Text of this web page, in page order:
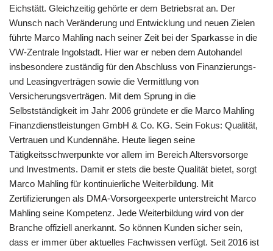
Eichstätt. Gleichzeitig gehörte er dem Betriebsrat an. Der
Wunsch nach Veränderung und Entwicklung und neuen Zielen
führte Marco Mahling nach seiner Zeit bei der Sparkasse in die
VW-Zentrale Ingolstadt. Hier war er neben dem Autohandel
insbesondere zuständig für den Abschluss von Finanzierungs-
und Leasingverträgen sowie die Vermittlung von
Versicherungsverträgen. Mit dem Sprung in die
Selbstständigkeit im Jahr 2006 gründete er die Marco Mahling
Finanzdienstleistungen GmbH & Co. KG. Sein Fokus: Qualität,
Vertrauen und Kundennähe. Heute liegen seine
Tätigkeitsschwerpunkte vor allem im Bereich Altersvorsorge
und Investments. Damit er stets die beste Qualität bietet, sorgt
Marco Mahling für kontinuierliche Weiterbildung. Mit
Zertifizierungen als DMA-Vorsorgeexperte unterstreicht Marco
Mahling seine Kompetenz. Jede Weiterbildung wird von der
Branche offiziell anerkannt. So können Kunden sicher sein,
dass er immer über aktuelles Fachwissen verfügt. Seit 2016 ist